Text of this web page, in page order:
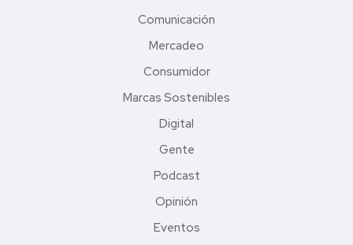
Comunicación
Mercadeo
Consumidor
Marcas Sostenibles
Digital
Gente
Podcast
Opinión
Eventos